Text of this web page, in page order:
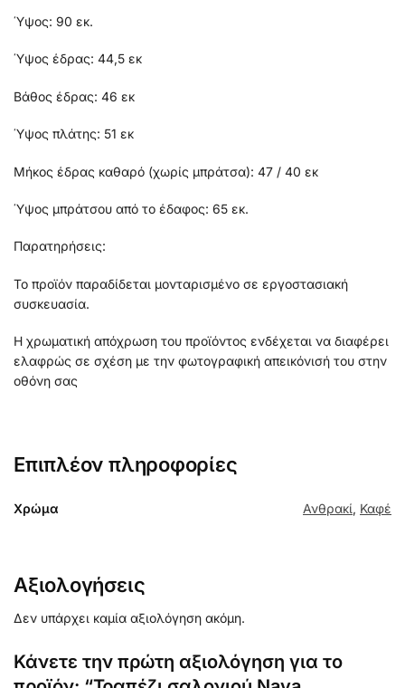
Ύψος: 90 εκ.
Ύψος έδρας: 44,5 εκ
Βάθος έδρας: 46 εκ
Ύψος πλάτης: 51 εκ
Μήκος έδρας καθαρό (χωρίς μπράτσα): 47 / 40 εκ
Ύψος μπράτσου από το έδαφος: 65 εκ.
Παρατηρήσεις:
Το προϊόν παραδίδεται μονταρισμένο σε εργοστασιακή
συσκευασία.
Η χρωματική απόχρωση του προϊόντος ενδέχεται να διαφέρει
ελαφρώς σε σχέση με την φωτογραφική απεικόνισή του στην
οθόνη σας
Επιπλέον πληροφορίες
Χρώμα Ανθρακί, Καφέ
Αξιολογήσεις
Δεν υπάρχει καμία αξιολόγηση ακόμη.
Κάνετε την πρώτη αξιολόγηση για το